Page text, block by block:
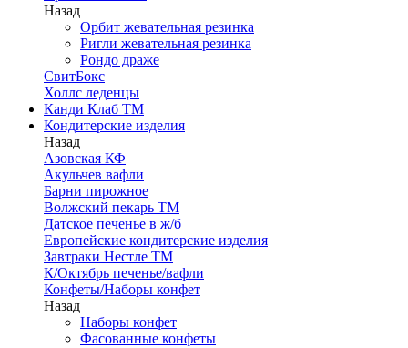
Назад
Орбит жевательная резинка
Ригли жевательная резинка
Рондо драже
СвитБокс
Холлс леденцы
Канди Клаб ТМ
Кондитерские изделия
Назад
Азовская КФ
Акульчев вафли
Барни пирожное
Волжский пекарь ТМ
Датское печенье в ж/б
Европейские кондитерские изделия
Завтраки Нестле ТМ
К/Октябрь печенье/вафли
Конфеты/Наборы конфет
Назад
Наборы конфет
Фасованные конфеты